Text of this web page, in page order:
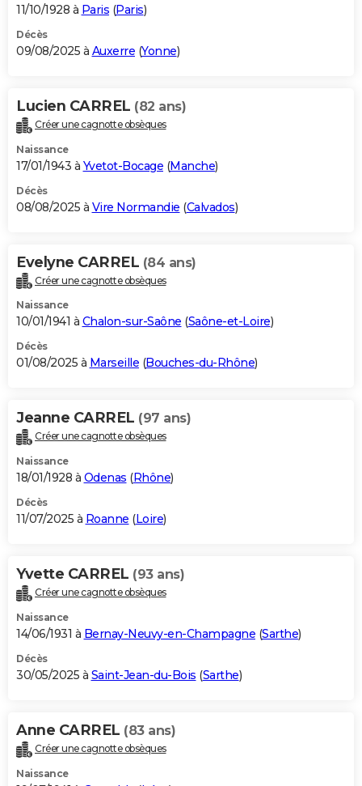
11/10/1928 à Paris (Paris)
Décès
09/08/2025 à Auxerre (Yonne)
Lucien CARREL (82 ans)
Créer une cagnotte obsèques
Naissance
17/01/1943 à Yvetot-Bocage (Manche)
Décès
08/08/2025 à Vire Normandie (Calvados)
Evelyne CARREL (84 ans)
Créer une cagnotte obsèques
Naissance
10/01/1941 à Chalon-sur-Saône (Saône-et-Loire)
Décès
01/08/2025 à Marseille (Bouches-du-Rhône)
Jeanne CARREL (97 ans)
Créer une cagnotte obsèques
Naissance
18/01/1928 à Odenas (Rhône)
Décès
11/07/2025 à Roanne (Loire)
Yvette CARREL (93 ans)
Créer une cagnotte obsèques
Naissance
14/06/1931 à Bernay-Neuvy-en-Champagne (Sarthe)
Décès
30/05/2025 à Saint-Jean-du-Bois (Sarthe)
Anne CARREL (83 ans)
Créer une cagnotte obsèques
Naissance